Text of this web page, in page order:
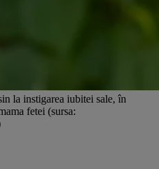
la instigarea iubitei sale, în
fetei (sursa: